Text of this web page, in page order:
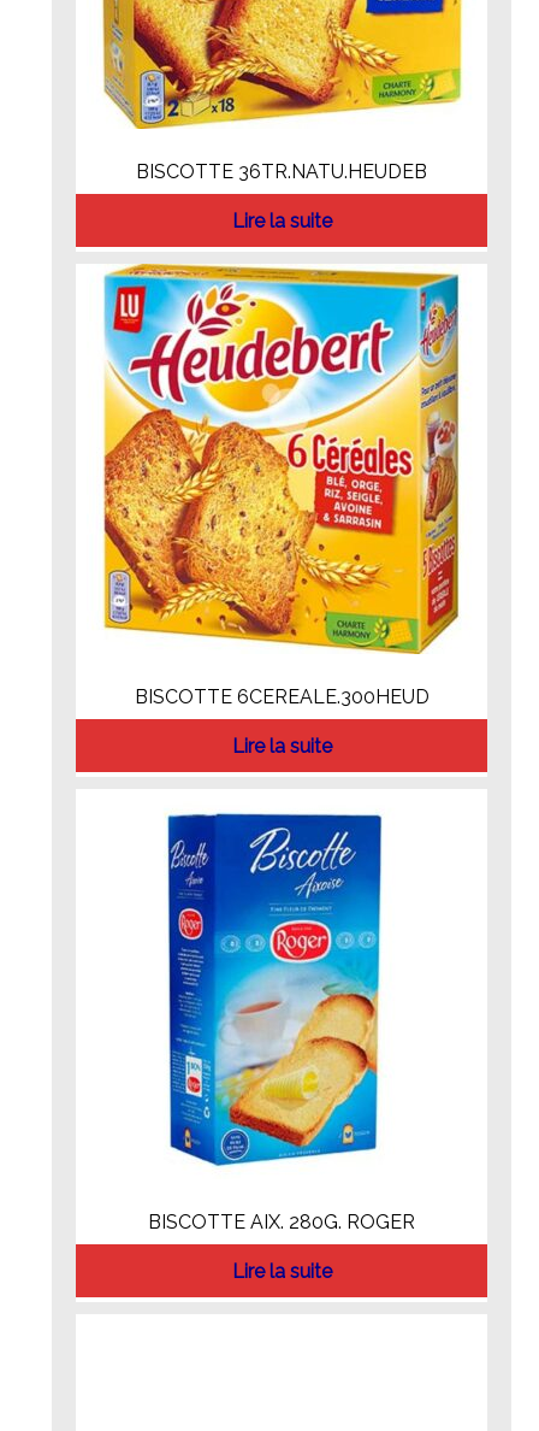
BISCOTTE 36TR.NATU.HEUDEB
Lire la suite
BISCOTTE 6CEREALE.300HEUD
Lire la suite
BISCOTTE AIX. 280G. ROGER
Lire la suite